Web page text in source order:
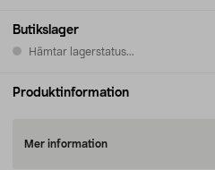
Butikslager
Hämtar lagerstatus...
Produktinformation
Mer information